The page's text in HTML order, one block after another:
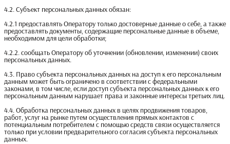
4.2. Субъект персональных данных обязан:
4.2.1 предоставлять Оператору только достоверные данные о себе, а также
предоставлять документы, содержащие персональные данные в объеме,
необходимом для цели обработки;
4.2.2. сообщать Оператору об уточнении (обновлении, изменении) своих
персональных данных.
4.3. Право субъекта персональных данных на доступ к его персональным
данным может быть ограничено в соответствии с федеральными
законами, в том числе, если доступ субъекта персональных данных к его
персональным данным нарушает права и законные интересы третьих лиц.
4.4. Обработка персональных данных в целях продвижения товаров,
работ, услуг на рынке путем осуществления прямых контактов с
потенциальным потребителем с помощью средств связи осуществляется
только при условии предварительного согласия субъекта персональных
данных.